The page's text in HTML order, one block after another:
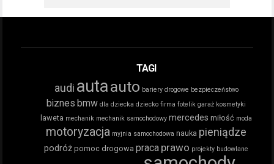
TAGI
audi autaauto bariery drogowe bezpieczeństwo
biznes bmw dla dziecka dziecko firma fotelik garaż kosmetyki
laweta mechanik mechanik samochodowy mercedes miłość moda
motoryzacja myjnia samochodowa nauka pieniądze
podróż pomoc drogowa praca prawo projekty budowlane